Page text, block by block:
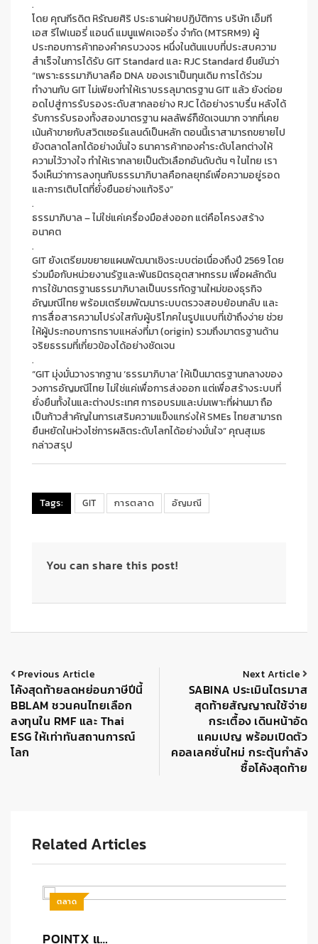
.
โดย คุณกีรดิต หิรัณยศิริ ประธานฝ่ายปฏิบัติการ บริษัท เอ็มที
เอส รีไฟเนอรี่ แอนด์ แมนูแฟคเจอริ่ง จำกัด (MTSRM9) ผู้
ประกอบการค้าทองคำครบวงจร หนึ่งในต้นแบบที่ประสบความ
สำเร็จในการได้รับ GIT Standard และ RJC Standard ยืนยันว่า
“เพราะธรรมาภิบาลคือ DNA ของเราเป็นทุนเดิม การได้ร่วม
ทำงานกับ GIT ไม่เพียงทำให้เราบรรลุมาตรฐาน GIT แล้ว ยังต่อย
อดไปสู่การรับรองระดับสากลอย่าง RJC ได้อย่างราบรื่น หลังได้
รับการรับรองทั้งสองมาตรฐาน ผลลัพธ์ก็ชัดเจนมาก จากที่เคย
เน้นค้าขายกับสวิตเซอร์แลนด์เป็นหลัก ตอนนี้เราสามารถขยายไป
ยังตลาดโลกได้อย่างมั่นใจ ธนาคารค้าทองคำระดับโลกต่างให้
ความไว้วางใจ ทำให้เรากลายเป็นตัวเลือกอันดับต้น ๆ ในไทย เรา
จึงเห็นว่าการลงทุนกับธรรมาภิบาลคือกลยุทธ์เพื่อความอยู่รอด
และการเติบโตที่ยั่งยืนอย่างแท้จริง”
.
ธรรมาภิบาล – ไม่ใช่แค่เครื่องมือส่งออก แต่คือโครงสร้าง
อนาคต
.
GIT ยังเตรียมขยายแผนพัฒนาเชิงระบบต่อเนื่องถึงปี 2569 โดย
ร่วมมือกับหน่วยงานรัฐและพันธมิตรอุตสาหกรรม เพื่อผลักดัน
การใช้มาตรฐานธรรมาภิบาลเป็นบรรทัดฐานใหม่ของธุรกิจ
อัญมณีไทย พร้อมเตรียมพัฒนาระบบตรวจสอบย้อนกลับ และ
การสื่อสารความโปร่งใสกับผู้บริโภคในรูปแบบที่เข้าถึงง่าย ช่วย
ให้ผู้ประกอบการทราบแหล่งที่มา (origin) รวมถึงมาตรฐานด้าน
จริยธรรมที่เกี่ยวข้องได้อย่างชัดเจน
.
“GIT มุ่งมั่นวางรากฐาน ‘ธรรมาภิบาล’ ให้เป็นมาตรฐานกลางของ
วงการอัญมณีไทย ไม่ใช่แค่เพื่อการส่งออก แต่เพื่อสร้างระบบที่
ยั่งยืนทั้งในและต่างประเทศ การอบรมและบ่มเพาะที่ผ่านมา ถือ
เป็นก้าวสำคัญในการเสริมความแข็งแกร่งให้ SMEs ไทยสามารถ
ยืนหยัดในห่วงโซ่การผลิตระดับโลกได้อย่างมั่นใจ” คุณสุเมธ
กล่าวสรุป
Tags: GIT การตลาด อัญมณี
You can share this post!
Previous Article
โค้งสุดท้ายลดหย่อนภาษีปีนี้
BBLAM ชวนคนไทยเลือก
ลงทุนใน RMF และ Thai
ESG ให้เท่าทันสถานการณ์
โลก
Next Article
SABINA ประเมินไตรมาส
สุดท้ายสัญญาณใช้จ่าย
กระเตื้อง เดินหน้าอัด
แคมเปญ พร้อมเปิดตัว
คอลเลคชั่นใหม่ กระตุ้นกำลัง
ซื้อโค้งสุดท้าย
Related Articles
ตลาด
POINTX แ…